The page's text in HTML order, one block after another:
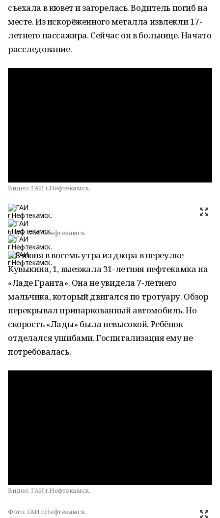
съехала в кювет и загорелась. Водитель погиб на
месте. Из искорёженного металла извлекли 17-
летнего пассажира. Сейчас он в больнице. Начато
расследование.
Видео: ГАИ г.Нефтекамск.
Фото: ГАИ г.Нефтекамск.
А 8 июня в восемь утра из двора в переулке
Кувыкина, 1, выезжала 31-летняя нефтекамка на
«Ладе Гранта». Она не увидела 7-летнего
мальчика, который двигался по тротуару. Обзор
перекрывал припаркованный автомобиль. Но
скорость «Лады» была невысокой. Ребёнок
отделался ушибами. Госпитализация ему не
потребовалась.
Видео: ГАИ г.Нефтекамск.
Фото: ГАИ г.Нефтекамск.